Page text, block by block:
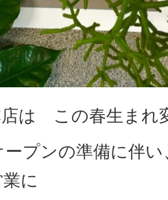
店は この春生まれ
ープンの準備に伴
に